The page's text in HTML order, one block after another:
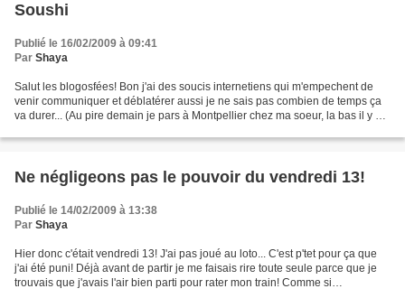
Soushi
Publié le 16/02/2009 à 09:41
Par Shaya
Salut les blogosfées! Bon j'ai des soucis internetiens qui m'empechent de
venir communiquer et déblatérer aussi je ne sais pas combien de temps ça
va durer... (Au pire demain je pars à Montpellier chez ma soeur, la bas il y a
Ne négligeons pas le pouvoir du vendredi 13!
Publié le 14/02/2009 à 13:38
Par Shaya
Hier donc c'était vendredi 13! J'ai pas joué au loto... C'est p'tet pour ça que
j'ai été puni! Déjà avant de partir je me faisais rire toute seule parce que je
trouvais que j'avais l'air bien parti pour rater mon train! Comme si